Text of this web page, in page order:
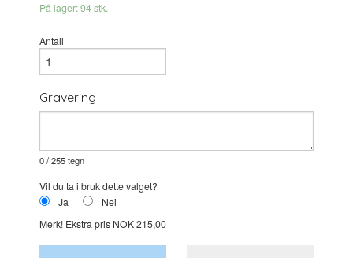
På lager: 94 stk.
Antall
Gravering
0/ 255 tegn
Vil du ta i bruk dette valget?
Ja
Nei
Merk! Ekstra pris NOK 215,00